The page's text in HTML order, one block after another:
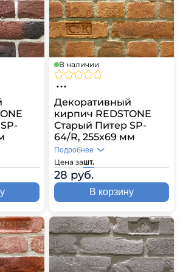
В наличии
Декоративный
кирпич REDSTONE
Старый Питер SP-
64/R, 255х69 мм
Цена зашт.
28 руб.
Подробнее
В корзину